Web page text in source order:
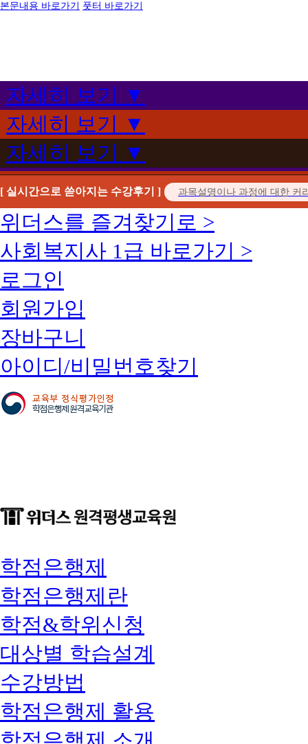
본문내용 바로가기 풋터 바로가기
자세히 보기 ▼
자세히 보기 ▼
자세히 보기 ▼
[ 실시간으로 쏟아지는 수강후기 ]
위더스를 즐겨찾기로 >
사회복지사 1급 바로가기 >
로그인
회원가입
장바구니
아이디/비밀번호찾기
학점은행제
학점은행제란
학점&학위신청
대상별 학습설계
수강방법
학점은행제 활용